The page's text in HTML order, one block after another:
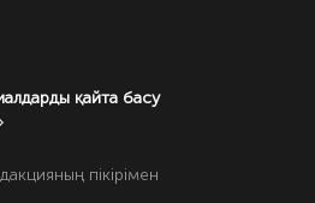
қайта басу
пікірімен